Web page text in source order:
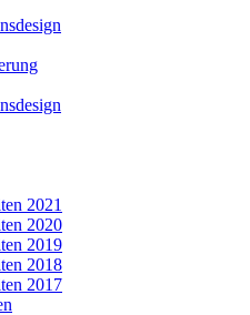
2021
2020
2019
2018
2017